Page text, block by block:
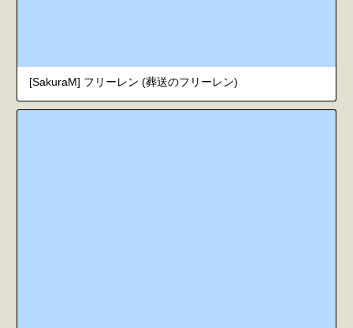
[SakuraM] フリーレン (葬送のフリーレン)